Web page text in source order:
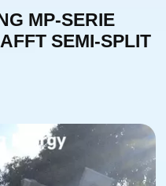
MP-SERIE
SEMI-SPLIT